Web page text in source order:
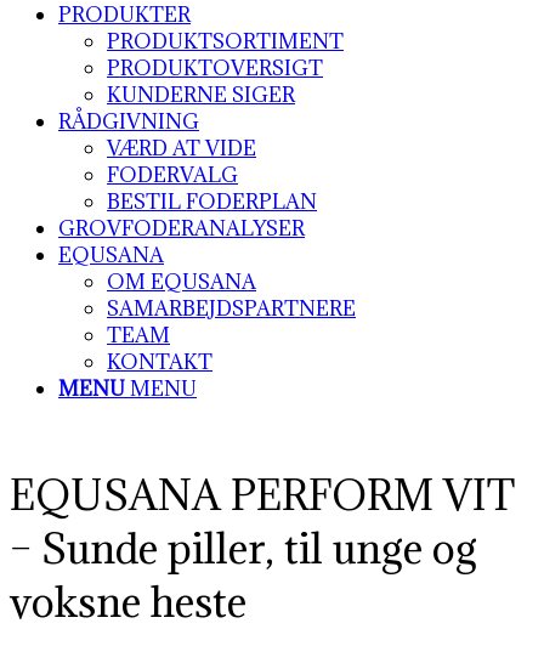
PRODUKTER
PRODUKTSORTIMENT
PRODUKTOVERSIGT
KUNDERNE SIGER
RÅDGIVNING
VÆRD AT VIDE
FODERVALG
BESTIL FODERPLAN
GROVFODERANALYSER
EQUSANA
OM EQUSANA
SAMARBEJDSPARTNERE
TEAM
KONTAKT
MENUMENU
EQUSANA PERFORM VIT
– Sunde piller, til unge og
voksne heste